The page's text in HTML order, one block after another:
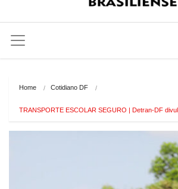
Home Cotidiano DF
TRANSPORTE ESCOLAR SEGURO | Detran-DF